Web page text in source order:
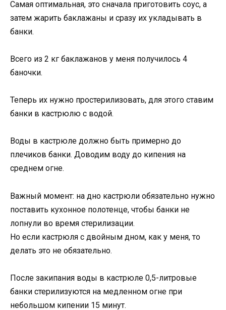
Самая оптимальная, это сначала приготовить соус, а
затем жарить баклажаны и сразу их укладывать в
банки.
Всего из 2 кг баклажанов у меня получилось 4
баночки.
Теперь их нужно простерилизовать, для этого ставим
банки в кастрюлю с водой.
Воды в кастрюле должно быть примерно до
плечиков банки. Доводим воду до кипения на
среднем огне.
Важный момент: на дно кастрюли обязательно нужно
поставить кухонное полотенце, чтобы банки не
лопнули во время стерилизации.
Но если кастрюля с двойным дном, как у меня, то
делать это не обязательно.
После закипания воды в кастрюле 0,5-литровые
банки стерилизуются на медленном огне при
небольшом кипении 15 минут.